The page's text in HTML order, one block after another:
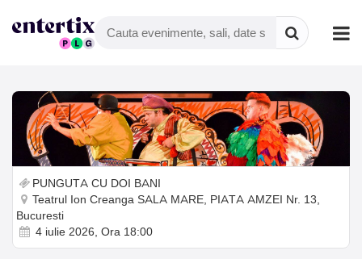
PUNGUTA CU DOI BANI
Teatrul Ion Creanga SALA MARE, PIATA AMZEI Nr. 13,
Bucuresti
4 iulie 2026, Ora 18:00